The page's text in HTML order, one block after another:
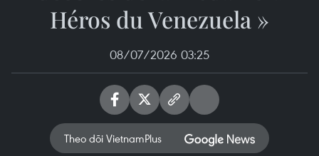
Héros du Venezuela »
08/07/2026 03:25
Theo dõi VietnamPlus